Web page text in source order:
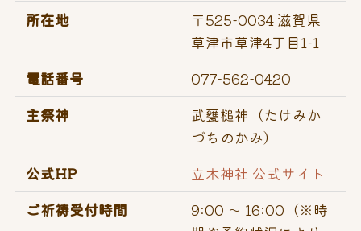
所在地
〒525-0034 滋賀県
草津市草津4丁目1-1
電話番号
077-562-0420
主祭神
武甕槌神（たけみか
づちのかみ）
公式HP
立木神社 公式サイト
ご祈祷受付時間
9:00 〜 16:00（※時